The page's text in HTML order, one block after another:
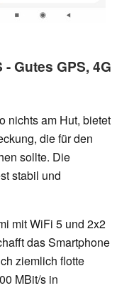
Gutes GPS, 4G
nichts am Hut, bietet
die für den
sollte. Die
stabil und
mit WiFi 5 und 2x2
das Smartphone
ziemlich flotte
MBit/s in